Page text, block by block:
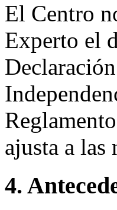
El Centro
Experto el
ajusta a
4.